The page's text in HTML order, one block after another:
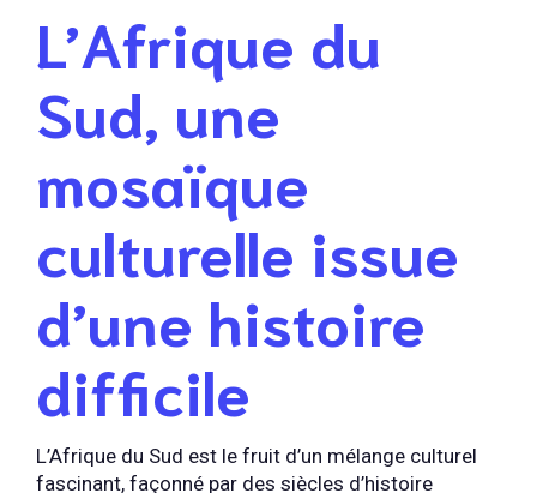
L’Afrique du
Sud, une
mosaïque
culturelle issue
d’une histoire
difficile
L’Afrique du Sud est le fruit d’un mélange culturel
fascinant, façonné par des siècles d’histoire